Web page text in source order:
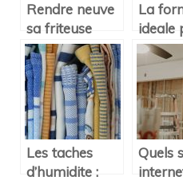
Rendre neuve
sa friteuse
avec les
differentes
astuces de
mamie
La
ideale
une
basse
Les taches
d’humidite :
Quels